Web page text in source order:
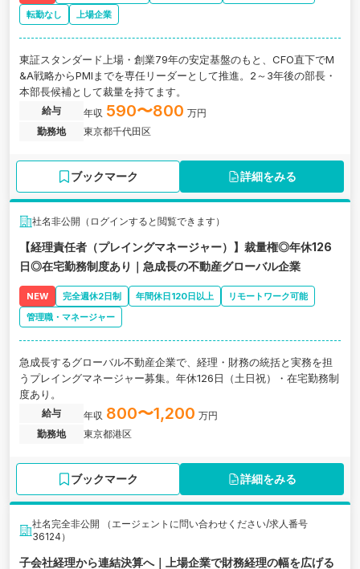
転勤なし
上場企業
東証スタンダード上場・創業79年の安定基盤のもと、CFO直下でM
&A戦略からPMIまでを専任リーダーとして推進。2～3年後の部長・
本部長候補として裁量を持てます。
給与 年収 590〜800 万円
勤務地
東京都千代田区
ブックマーク 詳細をみる
社名非公開（ログインすると閲覧できます）
【経理責任者（プレイングマネージャー）】裁量権◎年休126
日◎在宅勤務制度あり｜急成長の不動産グローバル企業
NEW 完全週休2日制 年間休日120日以上
リモートワーク可能
管理職・マネージャー
急成長するグローバル不動産企業で、経理・財務の統括と実務を担
うプレイングマネージャー募集。年休126日（土日祝）・在宅勤務制
度あり。
給与 年収 800〜1,200 万円
勤務地
東京都港区
ブックマーク 詳細をみる
社名完全非公開 （エージェントに問い合わせください/求人番号
36124）
子会社経理から連結決算へ｜上場企業で財務経理の幅を広げる